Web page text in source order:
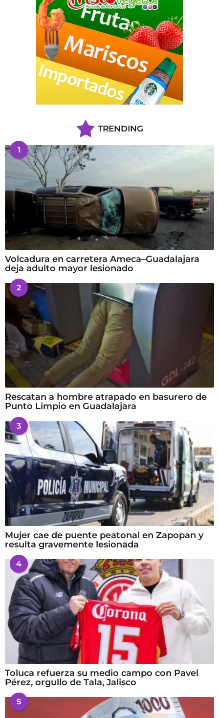
TRENDING
1
Volcadura en carretera Ameca–Guadalajara
deja adulto mayor lesionado
2
Rescatan a hombre atrapado en basurero de
Punto Limpio en Guadalajara
3
Mujer cae de puente peatonal en Zapopan y
resulta gravemente lesionada
4
Toluca refuerza su medio campo con Pavel
Pérez, orgullo de Tala, Jalisco
5